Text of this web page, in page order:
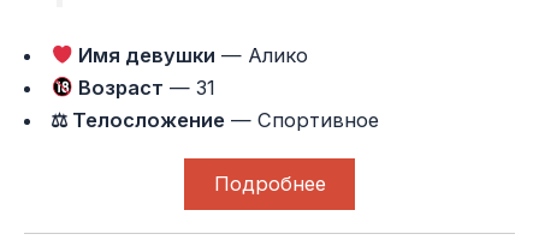
Имя девушки — Алико
Возраст — 31
⚖ Телосложение — Спортивное
Подробнее